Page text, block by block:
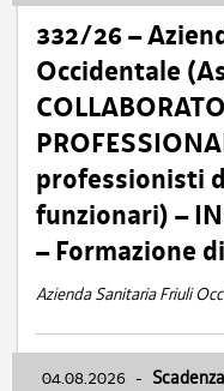
332/26 –
Occidentale
professionisti
funzionari) –
– Formazione
Azienda Sanitaria Friuli
04.08.2026 -